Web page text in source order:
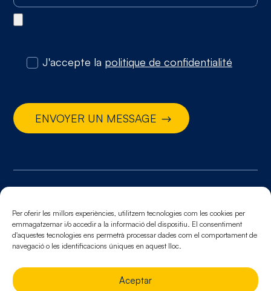
Per oferir les millors experiències, utilitzem tecnologies com les cookies per
emmagatzemar i/o accedir a la informació del dispositiu. El consentiment
d'aquestes tecnologies ens permetrà processar dades com el comportament de
navegació o les identificacions úniques en aquest lloc.
Aceptar
J'accepte la politique de confidentialité
ENVOYER UN MESSAGE
Mentions légales. Politique de cookies. Politique de
confidentialité